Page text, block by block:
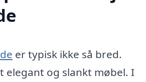
er typisk ikke så bred.
elegant og slankt møbel. I